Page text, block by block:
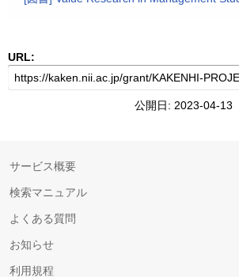
URL:
公開日: 2023-04-
サービス概要
検索マニュアル
よくある質問
お知らせ
利用規程